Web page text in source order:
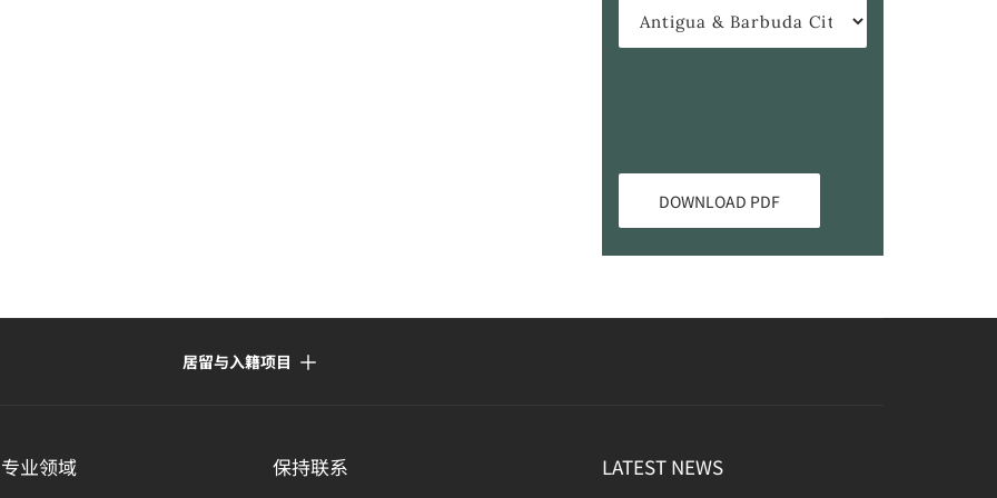
居留与入籍项目
业领域 保持联系 LATEST NEWS